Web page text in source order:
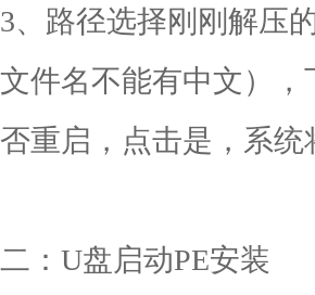
3、路径选择刚刚解压
文件名不能有中文）
否重启，点击是，系统
二：U盘启动PE安装